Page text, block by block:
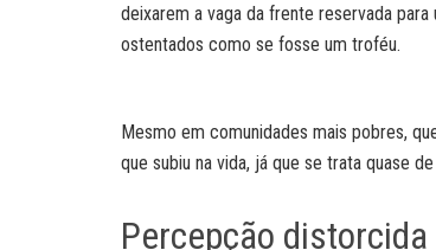
deixarem a vaga da frente reservada
ostentados como se fosse um troféu.
Mesmo em comunidades mais pobres,
que subiu na vida, já que se trata quase
Percepção distorcida